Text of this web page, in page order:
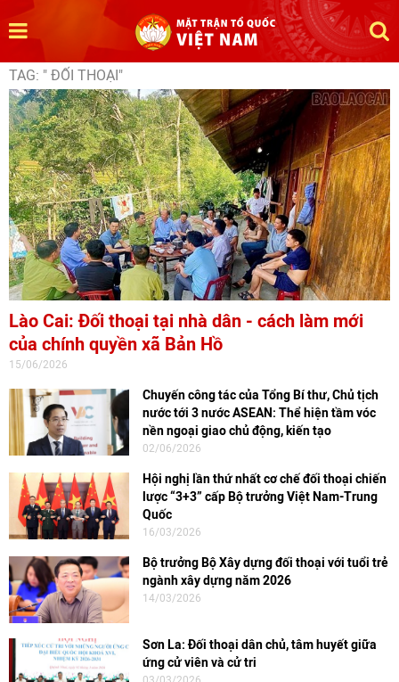
TAG: " ĐỐI THOẠI"
Lào Cai: Đối thoại tại nhà dân - cách làm mới
của chính quyền xã Bản Hồ
15/06/2026
Chuyến công tác của Tổng Bí thư, Chủ tịch
nước tới 3 nước ASEAN: Thể hiện tầm vóc
nền ngoại giao chủ động, kiến tạo
02/06/2026
Hội nghị lần thứ nhất cơ chế đối thoại chiến
lược “3+3” cấp Bộ trưởng Việt Nam-Trung
Quốc
16/03/2026
Bộ trưởng Bộ Xây dựng đối thoại với tuổi trẻ
ngành xây dựng năm 2026
14/03/2026
Sơn La: Đối thoại dân chủ, tâm huyết giữa
ứng cử viên và cử tri